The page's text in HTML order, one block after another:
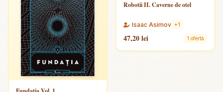
Robotii II. Caverne de otel
Isaac Asimov +1
47,20 lei 1 ofertă